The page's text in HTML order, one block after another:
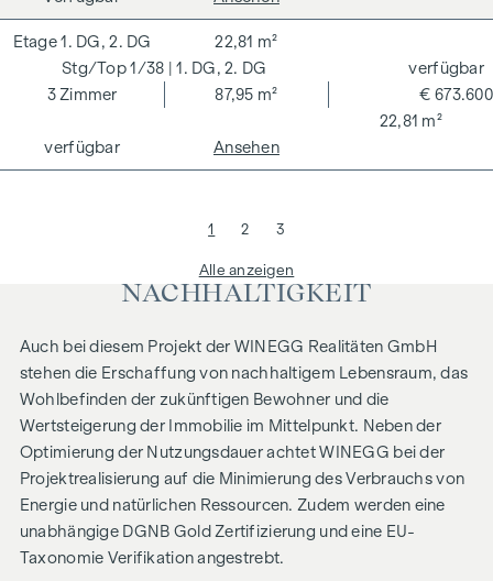
1/38 | 1. DG, 2. DG
1. DG, 2. DG
3Zimmer 87,95 m²
22,81 m²
22,81 m²
€ 673.600
verfügbar
verfügbar
Ansehen
1 2 3
Alle anzeigen
NACHHALTIGKEIT
Auch bei diesem Projekt der WINEGG Realitäten GmbH
stehen die Erschaffung von nachhaltigem Lebensraum, das
Wohlbefinden der zukünftigen Bewohner und die
Wertsteigerung der Immobilie im Mittelpunkt. Neben der
Optimierung der Nutzungsdauer achtet WINEGG bei der
Projektrealisierung auf die Minimierung des Verbrauchs von
Energie und natürlichen Ressourcen. Zudem werden eine
unabhängige DGNB Gold Zertifizierung und eine EU-
Taxonomie Verifikation angestrebt.